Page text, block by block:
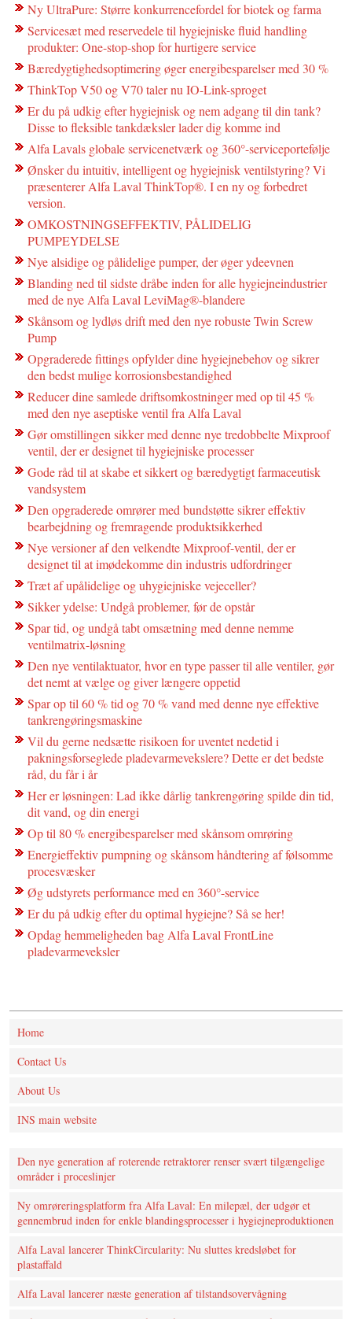
Ny UltraPure: Større konkurrencefordel for biotek og farma
Servicesæt med reservedele til hygiejniske fluid handling
produkter: One-stop-shop for hurtigere service
Bæredygtighedsoptimering øger energibesparelser med 30 %
ThinkTop V50 og V70 taler nu IO-Link-sproget
Er du på udkig efter hygiejnisk og nem adgang til din tank?
Disse to fleksible tankdæksler lader dig komme ind
Alfa Lavals globale servicenetværk og 360°-serviceportefølje
Ønsker du intuitiv, intelligent og hygiejnisk ventilstyring? Vi
præsenterer Alfa Laval ThinkTop®. I en ny og forbedret
version.
OMKOSTNINGSEFFEKTIV, PÅLIDELIG
PUMPEYDELSE
Nye alsidige og pålidelige pumper, der øger ydeevnen
Blanding ned til sidste dråbe inden for alle hygiejneindustrier
med de nye Alfa Laval LeviMag®-blandere
Skånsom og lydløs drift med den nye robuste Twin Screw
Pump
Opgraderede fittings opfylder dine hygiejnebehov og sikrer
den bedst mulige korrosionsbestandighed
Reducer dine samlede driftsomkostninger med op til 45 %
med den nye aseptiske ventil fra Alfa Laval
Gør omstillingen sikker med denne nye tredobbelte Mixproof
ventil, der er designet til hygiejniske processer
Gode råd til at skabe et sikkert og bæredygtigt farmaceutisk
vandsystem
Den opgraderede omrører med bundstøtte sikrer effektiv
bearbejdning og fremragende produktsikkerhed
Nye versioner af den velkendte Mixproof-ventil, der er
designet til at imødekomme din industris udfordringer
Træt af upålidelige og uhygiejniske vejeceller?
Sikker ydelse: Undgå problemer, før de opstår
Spar tid, og undgå tabt omsætning med denne nemme
ventilmatrix-løsning
Den nye ventilaktuator, hvor en type passer til alle ventiler, gør
det nemt at vælge og giver længere oppetid
Spar op til 60 % tid og 70 % vand med denne nye effektive
tankrengøringsmaskine
Vil du gerne nedsætte risikoen for uventet nedetid i
pakningsforseglede pladevarmevekslere? Dette er det bedste
råd, du får i år
Her er løsningen: Lad ikke dårlig tankrengøring spilde din tid,
dit vand, og din energi
Op til 80 % energibesparelser med skånsom omrøring
Energieffektiv pumpning og skånsom håndtering af følsomme
procesvæsker
Øg udstyrets performance med en 360°-service
Er du på udkig efter du optimal hygiejne? Så se her!
Opdag hemmeligheden bag Alfa Laval FrontLine
pladevarmeveksler
Home
Contact Us
About Us
INS main website
Den nye generation af roterende retraktorer renser svært tilgængelige
områder i proceslinjer
Ny omrøreringsplatform fra Alfa Laval: En milepæl, der udgør et
gennembrud inden for enkle blandingsprocesser i hygiejneproduktionen
Alfa Laval lancerer ThinkCircularity: Nu sluttes kredsløbet for
plastaffald
Alfa Laval lancerer næste generation af tilstandsovervågning